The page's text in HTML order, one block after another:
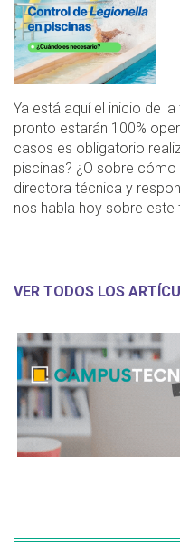
Ya está aquí el inicio de
pronto estarán 100%
casos es obligatorio
piscinas? ¿O sobre
directora técnica y
nos habla hoy sobre este
VER TODOS LOS